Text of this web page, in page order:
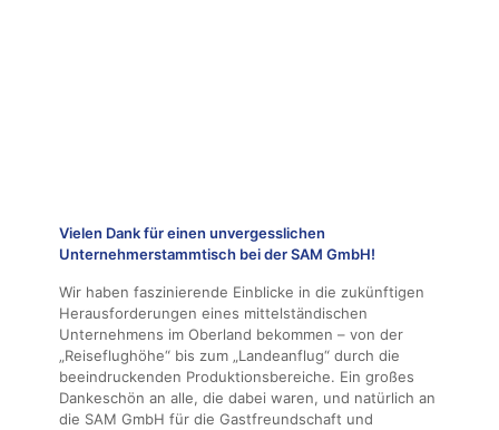
Vielen Dank für einen unvergesslichen
Unternehmerstammtisch bei der SAM GmbH!
Wir haben faszinierende Einblicke in die zukünftigen
Herausforderungen eines mittelständischen
Unternehmens im Oberland bekommen – von der
„Reiseflughöhe“ bis zum „Landeanflug“ durch die
beeindruckenden Produktionsbereiche. Ein großes
Dankeschön an alle, die dabei waren, und natürlich an
die SAM GmbH für die Gastfreundschaft und